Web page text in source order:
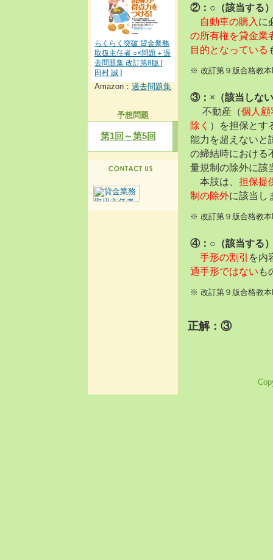
らくらく突破 貸金業務
取扱主任者 ○×問題＋過
去問題集 改訂第8版 [
田村 誠 ]
Amazon： 過去問題集
予想問題
第1回～第5回
②：○（該当する
自動車の購入に
の所有権を貸金業
目的となっている
※ 改訂第９版合格教
③：×（該当しな
不動産（個人
除く ）を担保とす
能力を超えないと
の締結時における
量規制の除外に該
本肢は、 担保提
制の除外に該当し
※ 改訂第９版合格教
④：○（該当する
手形の割引 を内
通手形ではないも
※ 改訂第９版合格教
正解：③